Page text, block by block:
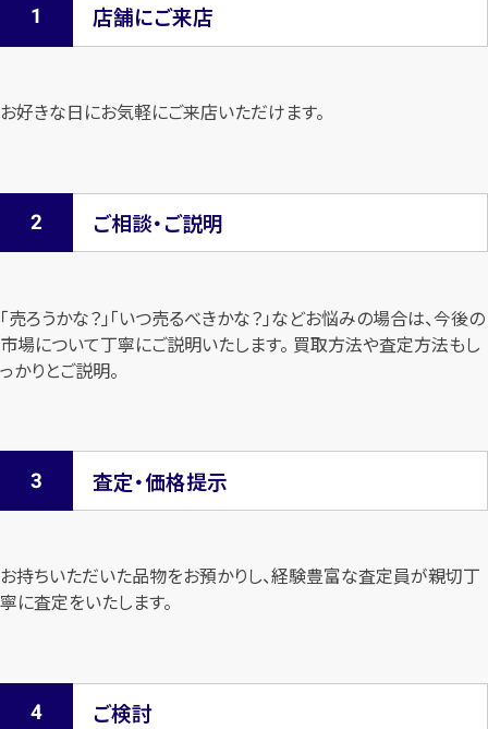
店舗にご来店
お好きな日にお気軽にご来店いただけます。
ご相談・ご説明
「売ろうかな？」「いつ売るべきかな？」などお悩みの場合は、今後の
市場について丁寧にご説明いたします。 買取方法や査定方法もし
っかりとご説明。
査定・価格提示
お持ちいただいた品物をお預かりし、経験豊富な査定員が親切丁
寧に査定をいたします。
ご検討